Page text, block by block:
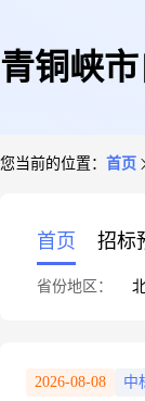
青铜峡
您当前的位置： 首页
首页 招标
省份地区：
2026-08-08 中